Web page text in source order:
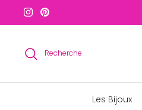
Passer
Recherche
Les Bijoux